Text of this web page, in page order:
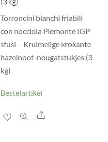
Torroncini bianchi friabili
con nocciola Piemonte IGP
sfusi – Kruimelige krokante
hazelnoot-nougatstukjes (3
kg)
Bestelartikel
Share